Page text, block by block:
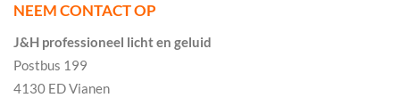
NEEM CONTACT OP
J&H professioneel licht en geluid
Postbus 199
4130 ED Vianen